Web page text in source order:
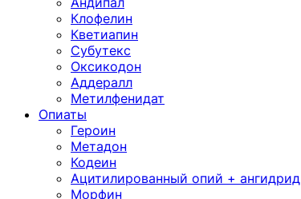
Клофелин
Кветиапин
Субутекс
Оксикодон
Аддералл
Метилфенидат
Опиаты
Героин
Метадон
Кодеин
Ацитилированный опий + ангидрид
Морфин